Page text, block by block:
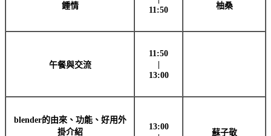
鍾情
11:50
柚桑
午餐與交流
11:50
13:00
blender的由來、功能、好用外
掛介紹
13:00
蘇子敬